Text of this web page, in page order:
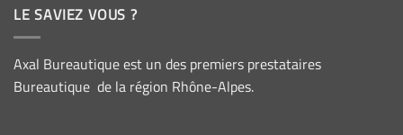
LE SAVIEZ VOUS ?
Axal Bureautique est un des premiers prestataires
Bureautique de la région Rhône-Alpes.